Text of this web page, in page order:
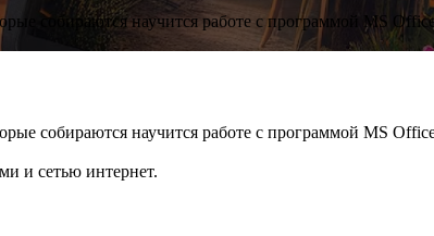
собираются научится работе с программой MS
собираются научится работе с программой MS
и сетью интернет.